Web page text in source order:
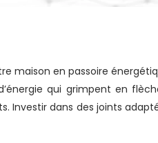
qui grimpent en
Investir dans des joints